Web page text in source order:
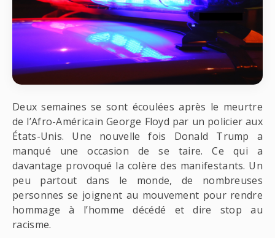
Sciences
Société
Tech
Deux semaines se sont écoulées après le meurtre
de l’Afro-Américain George Floyd par un policier aux
États-Unis. Une nouvelle fois Donald Trump a
manqué une occasion de se taire. Ce qui a
davantage provoqué la colère des manifestants. Un
peu partout dans le monde, de nombreuses
personnes se joignent au mouvement pour rendre
hommage à l’homme décédé et dire stop au
racisme.